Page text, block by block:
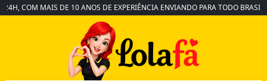
COM MAIS DE 10 ANOS DE EXPERIÊNCIA ENVIANDO PARA TODO BRASIL